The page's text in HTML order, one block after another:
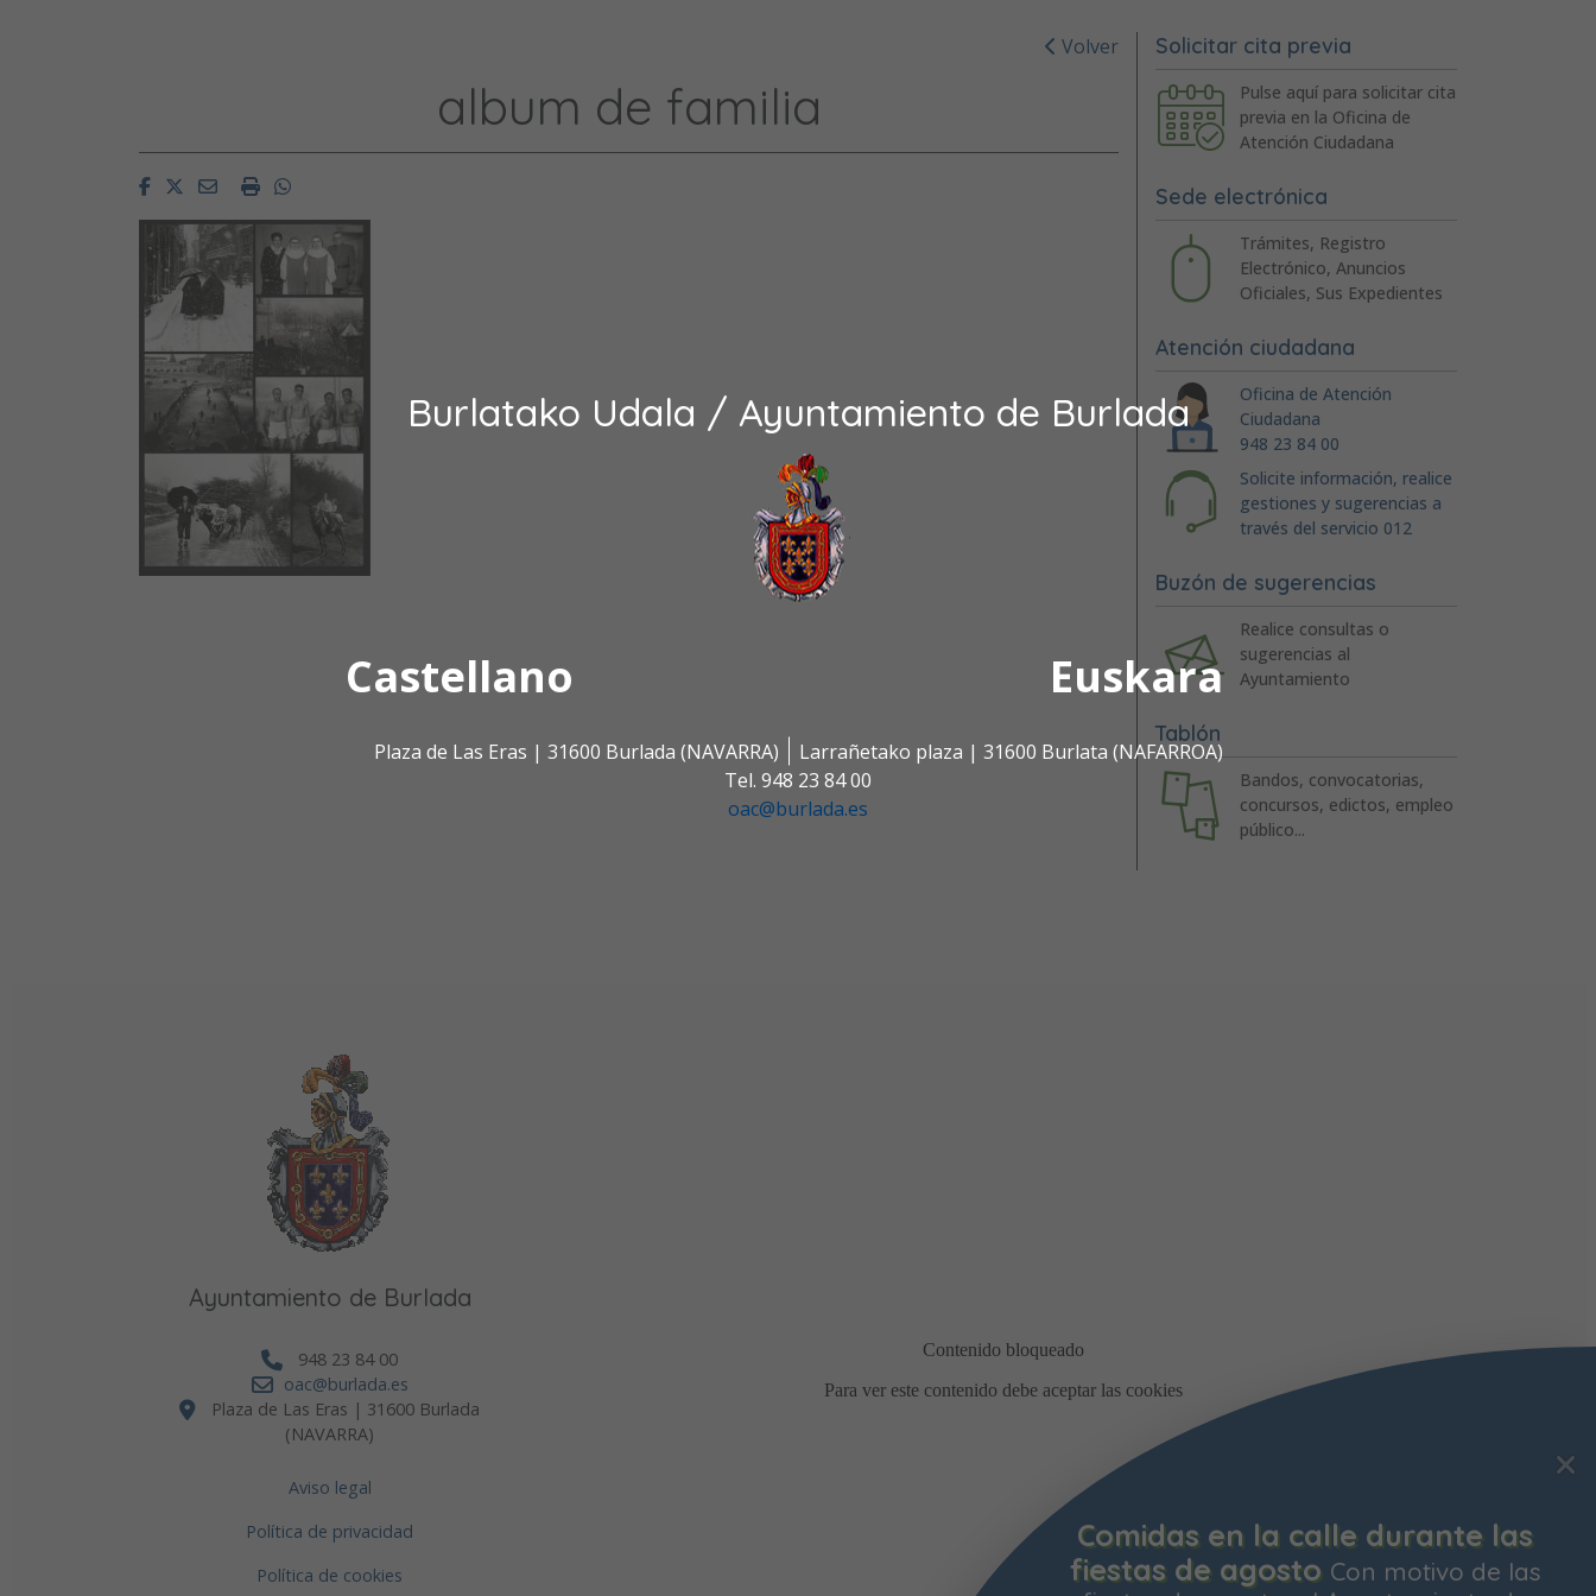
Burlatako Udala / Ayuntamiento de Burlada
Castellano Euskara
Plaza de Las Eras | 31600 Burlada (NAVARRA)
Larrañetako plaza | 31600 Burlata (NAFARROA)
Tel. 948 23 84 00
oac@burlada.es
Comidas en la calle durante las
fiestas de agosto Con motivo de las
Volver
album de familia
FacebookTwitterEmailImprimirWhatsapp
Solicitar cita previa
Pulse aquí para solicitar cita
previa en la Oficina de
Atención Ciudadana
Sede electrónica
Trámites, Registro
Electrónico, Anuncios
Oficiales, Sus Expedientes
Atención ciudadana
Oficina de Atención
Ciudadana
948 23 84 00
Solicite información, realice
gestiones y sugerencias a
través del servicio 012
Buzón de sugerencias
Realice consultas o
sugerencias al
Ayuntamiento
Tablón
Bandos, convocatorias,
concursos, edictos, empleo
público...
Ayuntamiento de Burlada
948 23 84 00
oac@burlada.es
Plaza de Las Eras | 31600 Burlada
(NAVARRA)
Aviso legal
Política de privacidad
Política de cookies